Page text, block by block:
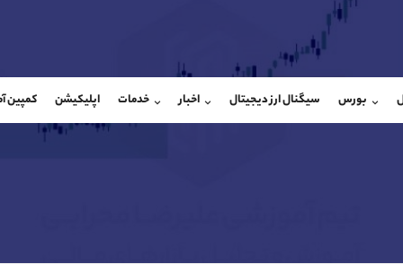
بورس سیگنال ارز دیجیتال اخبار خدمات اپلیکیشن کمپین
شروع